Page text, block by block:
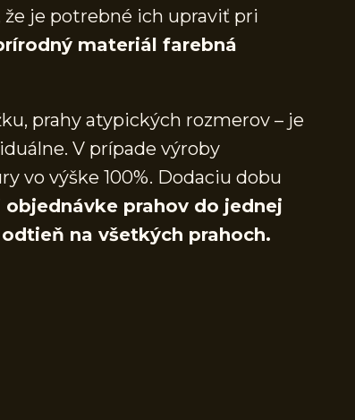
že je potrebné ich upraviť pri
materiál farebná
prahy atypických rozmerov – je
V prípade výroby
vo výške 100%. Dodaciu dobu
objednávke prahov do jednej
na všetkých prahoch.